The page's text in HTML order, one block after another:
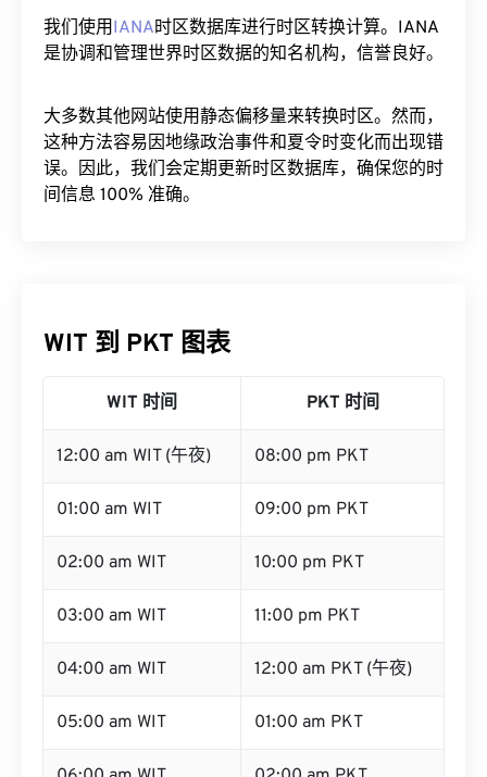
我们使用IANA时区数据库进行时区转换计算。IANA
是协调和管理世界时区数据的知名机构，信誉良好。
大多数其他网站使用静态偏移量来转换时区。然而，
这种方法容易因地缘政治事件和夏令时变化而出现错
误。因此，我们会定期更新时区数据库，确保您的时
间信息 100% 准确。
WIT 到 PKT 图表
WIT 时间 PKT 时间
12:00 am WIT (午夜) 08:00 pm PKT
01:00 am WIT 09:00 pm PKT
02:00 am WIT 10:00 pm PKT
03:00 am WIT 11:00 pm PKT
04:00 am WIT 12:00 am PKT (午夜)
05:00 am WIT 01:00 am PKT